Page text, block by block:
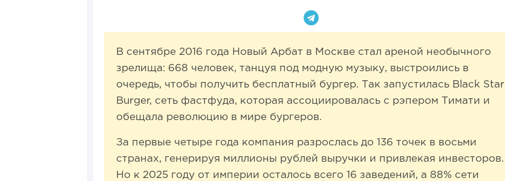
В сентябре 2016 года Новый Арбат в Москве стал ареной необычного
зрелища: 668 человек, танцуя под модную музыку, выстроились в
очередь, чтобы получить бесплатный бургер. Так запустилась Black Star
Burger, сеть фастфуда, которая ассоциировалась с рэпером Тимати и
обещала революцию в мире бургеров.
За первые четыре года компания разрослась до 136 точек в восьми
странах, генерируя миллионы рублей выручки и привлекая инвесторов.
Но к 2025 году от империи осталось всего 16 заведений, а 88% сети